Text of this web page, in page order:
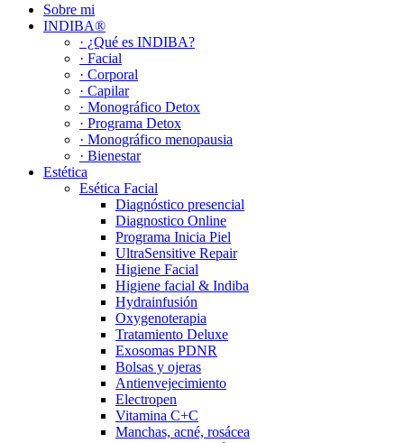
Sobre mi
INDIBA®
· ¿Qué es INDIBA?
· Facial
· Corporal
· Capilar
· Monográfico Detox
· Programa Detox
· Monográfico menopausia
· Bienestar
Estética
Esética Facial
Diagnóstico presencial
Diagnostico Online
Programa Inicia Piel
UltraSensitive Repair
Higiene Facial
Higiene facial & Indiba
Hydrainfusión
Oxygenoterapia
Tratamiento Deluxe
Exosomas PDNR
Bolsas y ojeras
Antienvejecimiento
Electropen
Vitamina C+C
Manchas, acné, rosácea